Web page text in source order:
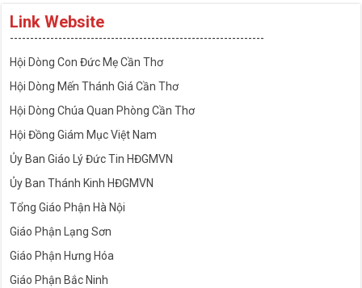
Link Website
---------------------------------------------------------------
Hội Dòng Con Đức Mẹ Cần Thơ
Hội Dòng Mến Thánh Giá Cần Thơ
Hội Dòng Chúa Quan Phòng Cần Thơ
Hội Đồng Giám Mục Việt Nam
Ủy Ban Giáo Lý Đức Tin HĐGMVN
Ủy Ban Thánh Kinh HĐGMVN
Tổng Giáo Phận Hà Nội
Giáo Phận Lạng Sơn
Giáo Phận Hưng Hóa
Giáo Phận Bắc Ninh